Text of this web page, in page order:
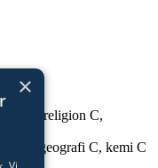
B, religion C,
C, geografi C, kemi C
×